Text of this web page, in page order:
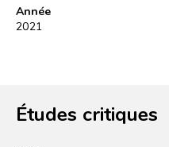
Année
2021
Études critiques